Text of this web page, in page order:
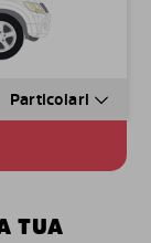
Particolari
TUA